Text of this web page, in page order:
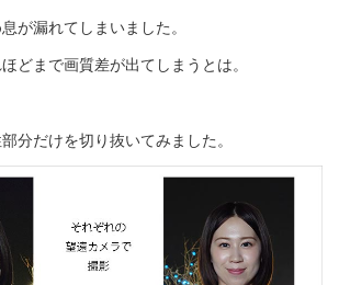
が漏れてしまいました。
どまで画質差が出てしまうとは。
分だけを切り抜いてみました。